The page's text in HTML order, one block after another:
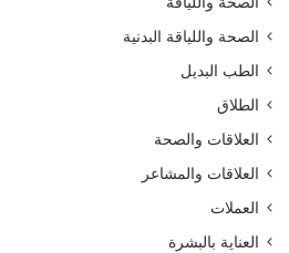
الصحة واللياقة البدنية
الطب البديل
الطلاق
العلاقات والصحة
العلاقات والمشاعر
العملات
العناية بالبشرة